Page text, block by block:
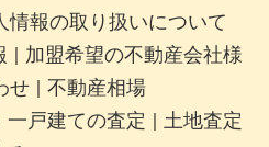
情報の取り扱いについて
加盟希望の不動産会社様
せ 不動産相場
一戸建ての査定 土地査定